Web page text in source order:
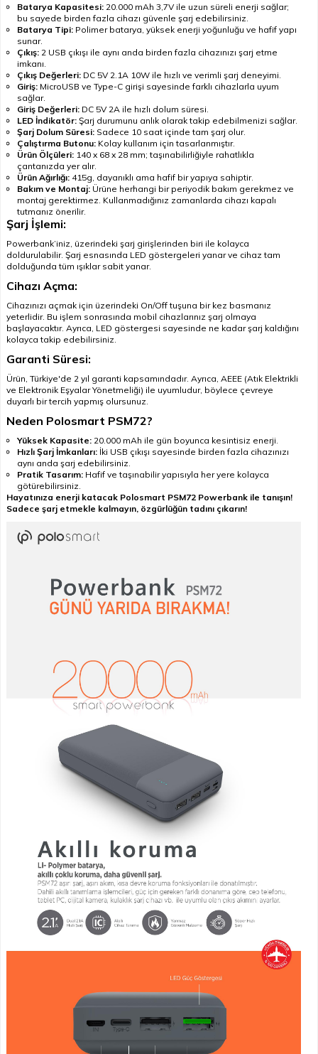
Batarya Kapasitesi: 20.000 mAh 3,7V ile uzun süreli enerji sağlar;
bu sayede birden fazla cihazı güvenle şarj edebilirsiniz.
Batarya Tipi: Polimer batarya, yüksek enerji yoğunluğu ve hafif yapı
sunar.
Çıkış: 2 USB çıkışı ile aynı anda birden fazla cihazınızı şarj etme
imkanı.
Çıkış Değerleri: DC 5V 2.1A 10W ile hızlı ve verimli şarj deneyimi.
Giriş: MicroUSB ve Type-C girişi sayesinde farklı cihazlarla uyum
sağlar.
Giriş Değerleri: DC 5V 2A ile hızlı dolum süresi.
LED İndikatör: Şarj durumunu anlık olarak takip edebilmenizi sağlar.
Şarj Dolum Süresi: Sadece 10 saat içinde tam şarj olur.
Çalıştırma Butonu: Kolay kullanım için tasarlanmıştır.
Ürün Ölçüleri: 140 x 68 x 28 mm; taşınabilirliğiyle rahatlıkla
çantanızda yer alır.
Ürün Ağırlığı: 415g, dayanıklı ama hafif bir yapıya sahiptir.
Bakım ve Montaj: Ürüne herhangi bir periyodik bakım gerekmez ve
montaj gerektirmez. Kullanmadığınız zamanlarda cihazı kapalı
tutmanız önerilir.
Şarj İşlemi:
Powerbank’iniz, üzerindeki şarj girişlerinden biri ile kolayca
doldurulabilir. Şarj esnasında LED göstergeleri yanar ve cihaz tam
dolduğunda tüm ışıklar sabit yanar.
Cihazı Açma:
Cihazınızı açmak için üzerindeki On/Off tuşuna bir kez basmanız
yeterlidir. Bu işlem sonrasında mobil cihazlarınız şarj olmaya
başlayacaktır. Ayrıca, LED göstergesi sayesinde ne kadar şarj kaldığını
kolayca takip edebilirsiniz.
Garanti Süresi:
Ürün, Türkiye'de 2 yıl garanti kapsamındadır. Ayrıca, AEEE (Atık Elektrikli
ve Elektronik Eşyalar Yönetmeliği) ile uyumludur, böylece çevreye
duyarlı bir tercih yapmış olursunuz.
Neden Polosmart PSM72?
Yüksek Kapasite: 20.000 mAh ile gün boyunca kesintisiz enerji.
Hızlı Şarj İmkanları: İki USB çıkışı sayesinde birden fazla cihazınızı
aynı anda şarj edebilirsiniz.
Pratik Tasarım: Hafif ve taşınabilir yapısıyla her yere kolayca
götürebilirsiniz.
Hayatınıza enerji katacak Polosmart PSM72 Powerbank ile tanışın!
Sadece şarj etmekle kalmayın, özgürlüğün tadını çıkarın!